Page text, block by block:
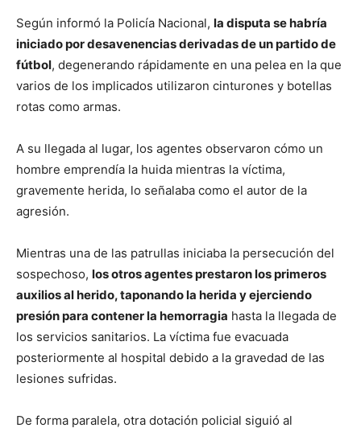
Según informó la Policía Nacional, la disputa se habría
iniciado por desavenencias derivadas de un partido de
fútbol, degenerando rápidamente en una pelea en la que
varios de los implicados utilizaron cinturones y botellas
rotas como armas.
A su llegada al lugar, los agentes observaron cómo un
hombre emprendía la huida mientras la víctima,
gravemente herida, lo señalaba como el autor de la
agresión.
Mientras una de las patrullas iniciaba la persecución del
sospechoso, los otros agentes prestaron los primeros
auxilios al herido, taponando la herida y ejerciendo
presión para contener la hemorragia hasta la llegada de
los servicios sanitarios. La víctima fue evacuada
posteriormente al hospital debido a la gravedad de las
lesiones sufridas.
De forma paralela, otra dotación policial siguió al